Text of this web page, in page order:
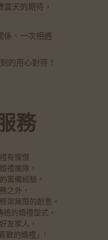
天的期待，
係、一次相遇
的用心對待！
務
有憧憬
禮團隊，
籌備經驗。
之外，
架無限的創意，
的婚禮型式，
友家人，
歡的婚禮」!